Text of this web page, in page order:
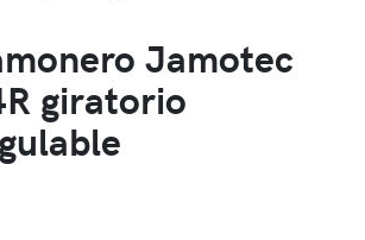
Jamotec
giratorio